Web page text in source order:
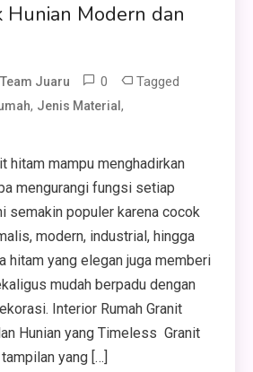
Modern dan
Team Juaru 0 Tagged
, Jenis Material,
hitam mampu menghadirkan
mengurangi fungsi setiap
semakin populer karena cocok
modern, industrial, hingga
hitam yang elegan juga memberi
mudah berpadu dengan
Interior Rumah Granit
Hunian yang Timeless Granit
yang […]